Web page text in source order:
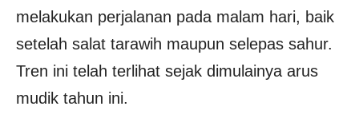
melakukan perjalanan pada malam hari, baik
setelah salat tarawih maupun selepas sahur.
Tren ini telah terlihat sejak dimulainya arus
mudik tahun ini.